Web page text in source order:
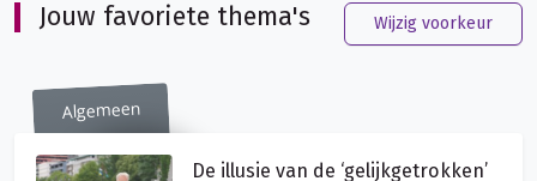
Jouw favoriete thema's Wijzig voorkeur
Algemeen
De illusie van de ‘gelijkgetrokken’